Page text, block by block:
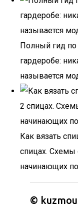
Полный гид
гардеробе:
называется
Как вязать
спицах. Схемы
начинающих
©